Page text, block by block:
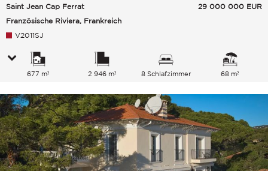
Saint Jean Cap Ferrat
Französische Riviera, Frankreich
29 000 000 EUR
V2011SJ
677 m² 2 946 m² 8 Schlafzimmer 68 m²